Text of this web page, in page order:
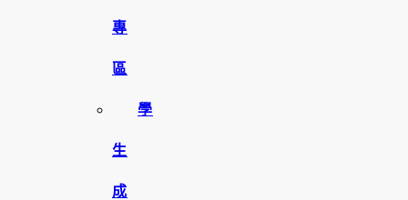
專
區
學
生
成